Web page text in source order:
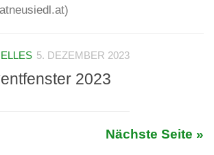
5. DEZEMBER 2023
2023
Nächste Seite »